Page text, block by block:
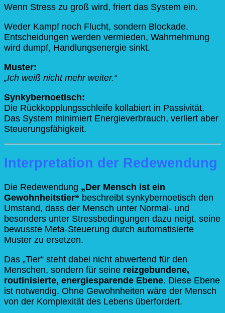
Wenn Stress zu groß wird, friert das System ein.
Weder Kampf noch Flucht, sondern Blockade.
Entscheidungen werden vermieden, Wahrnehmung
wird dumpf, Handlungsenergie sinkt.
Muster:
„Ich weiß nicht mehr weiter.“
Synkybernoetisch:
Die Rückkopplungsschleife kollabiert in Passivität.
Das System minimiert Energieverbrauch, verliert aber
Steuerungsfähigkeit.
Interpretation der Redewendung
Die Redewendung „Der Mensch ist ein
Gewohnheitstier“ beschreibt synkybernoetisch den
Umstand, dass der Mensch unter Normal- und
besonders unter Stressbedingungen dazu neigt, seine
bewusste Meta-Steuerung durch automatisierte
Muster zu ersetzen.
Das „Tier“ steht dabei nicht abwertend für den
Menschen, sondern für seine reizgebundene,
routinisierte, energiesparende Ebene. Diese Ebene
ist notwendig. Ohne Gewohnheiten wäre der Mensch
von der Komplexität des Lebens überfordert.